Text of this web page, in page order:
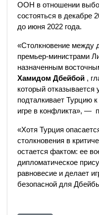
ООН в отношении
состояться в декабре
до июня 2022 года.
«Столкновение между
премьер-министрами
назначенным
Хамидом Дбейбой ,
который отказывается
подталкивает Турцию
игре в конфликта», —
«Хотя Турция
столкновения в
остается фактом: ее
дипломатическое
равновесие и делает
безопасной для